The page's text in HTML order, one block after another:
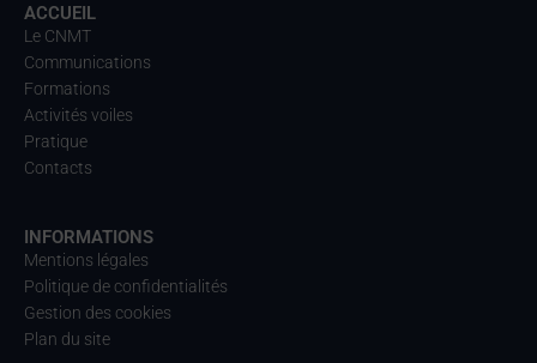
ACCUEIL
Le CNMT
Communications
Formations
Activités voiles
Pratique
Contacts
INFORMATIONS
Mentions légales
Politique de confidentialités
Gestion des cookies
Plan du site